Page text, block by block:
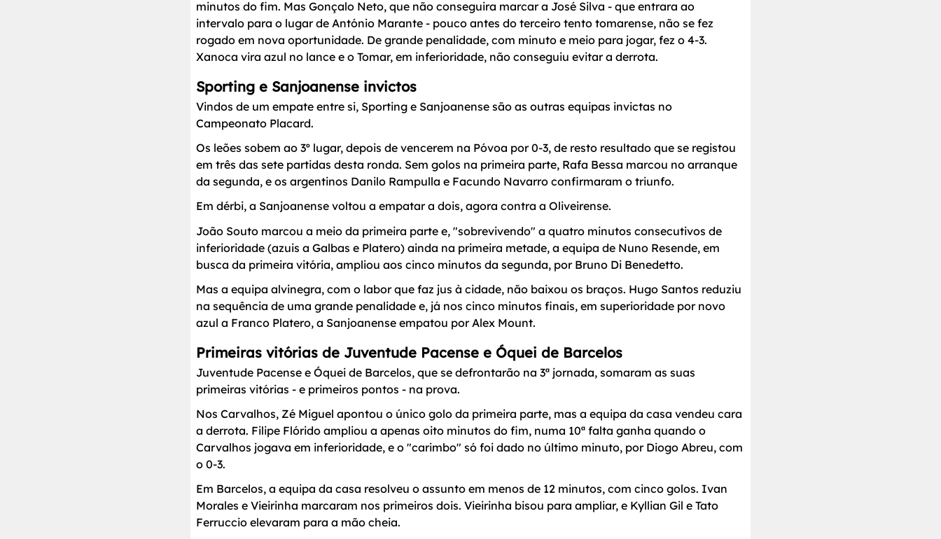
minutos do fim. Mas Gonçalo Neto, que não conseguira marcar a José Silva - que entrara ao
intervalo para o lugar de António Marante - pouco antes do terceiro tento tomarense, não se fez
rogado em nova oportunidade. De grande penalidade, com minuto e meio para jogar, fez o 4-3.
Xanoca vira azul no lance e o Tomar, em inferioridade, não conseguiu evitar a derrota.
Sporting e Sanjoanense invictos
Vindos de um empate entre si, Sporting e Sanjoanense são as outras equipas invictas no
Campeonato Placard.
Os leões sobem ao 3º lugar, depois de vencerem na Póvoa por 0-3, de resto resultado que se registou
em três das sete partidas desta ronda. Sem golos na primeira parte, Rafa Bessa marcou no arranque
da segunda, e os argentinos Danilo Rampulla e Facundo Navarro confirmaram o triunfo.
Em dérbi, a Sanjoanense voltou a empatar a dois, agora contra a Oliveirense.
João Souto marcou a meio da primeira parte e, "sobrevivendo" a quatro minutos consecutivos de
inferioridade (azuis a Galbas e Platero) ainda na primeira metade, a equipa de Nuno Resende, em
busca da primeira vitória, ampliou aos cinco minutos da segunda, por Bruno Di Benedetto.
Mas a equipa alvinegra, com o labor que faz jus à cidade, não baixou os braços. Hugo Santos reduziu
na sequência de uma grande penalidade e, já nos cinco minutos finais, em superioridade por novo
azul a Franco Platero, a Sanjoanense empatou por Alex Mount.
Primeiras vitórias de Juventude Pacense e Óquei de Barcelos
Juventude Pacense e Óquei de Barcelos, que se defrontarão na 3ª jornada, somaram as suas
primeiras vitórias - e primeiros pontos - na prova.
Nos Carvalhos, Zé Miguel apontou o único golo da primeira parte, mas a equipa da casa vendeu cara
a derrota. Filipe Flórido ampliou a apenas oito minutos do fim, numa 10ª falta ganha quando o
Carvalhos jogava em inferioridade, e o "carimbo" só foi dado no último minuto, por Diogo Abreu, com
o 0-3.
Em Barcelos, a equipa da casa resolveu o assunto em menos de 12 minutos, com cinco golos. Ivan
Morales e Vieirinha marcaram nos primeiros dois. Vieirinha bisou para ampliar, e Kyllian Gil e Tato
Ferruccio elevaram para a mão cheia.